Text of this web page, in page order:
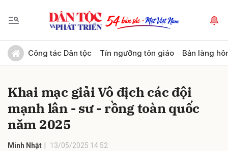
Công tác Dân tộc Tín ngưỡng tôn giáo Bản làng
Khai mạc giải Vô địch các đội
mạnh lân - sư - rồng toàn quốc
năm 2025
Minh Nhật 13/05/2025 14:52
Gửi bình luận